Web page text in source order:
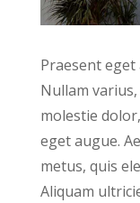
Praesent eget
Nullam
molestie
eget augue.
metus, quis
Aliquam